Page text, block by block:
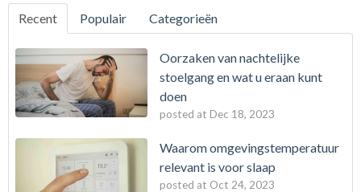
Recent Populair Categorieën
Oorzaken van nachtelijke
stoelgang en wat u eraan kunt
doen
posted at Dec 18, 2023
Waarom omgevingstemperatuur
relevant is voor slaap
posted at Oct 24, 2023